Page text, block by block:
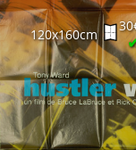
120x160cm